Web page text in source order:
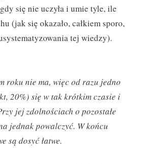
się nie uczyła i umie tyle, ile
(jak się okazało, całkiem sporo,
tej wiedzy).
roku nie ma, więc od razu jedno
20%) się w tak krótkim czasie i
jej zdolnościach o pozostałe
jednak powalczyć. W końcu
są dosyć łatwe.